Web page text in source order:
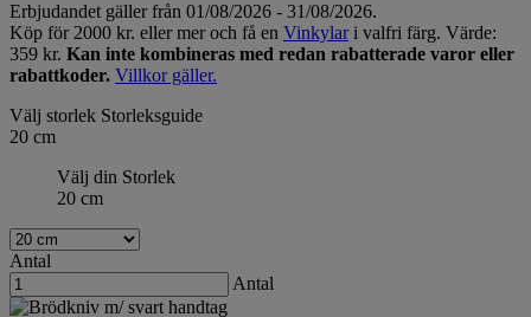
Erbjudandet gäller från 01/08/2026 - 31/08/2026.
Köp för 2000 kr. eller mer och få en Vinkylari valfri färg. Värde:
359 kr. Kan inte kombineras med redan rabatterade varor eller
rabattkoder. Villkor gäller.
Välj storlek Storleksguide
20 cm
Välj din Storlek
20 cm
Antal
Antal